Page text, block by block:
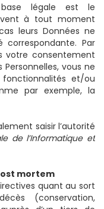
légale est le
à tout moment
leurs Données ne
Par
votre consentement
vous ne
et/ou
par exemple, la
saisir l’autorité
de l’Informatique et
mortem
quant au sort
(conservation,